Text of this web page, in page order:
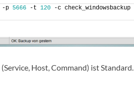
-p 5666 -t 120 -c check_windowsbackup
Host, Command) ist Standard.